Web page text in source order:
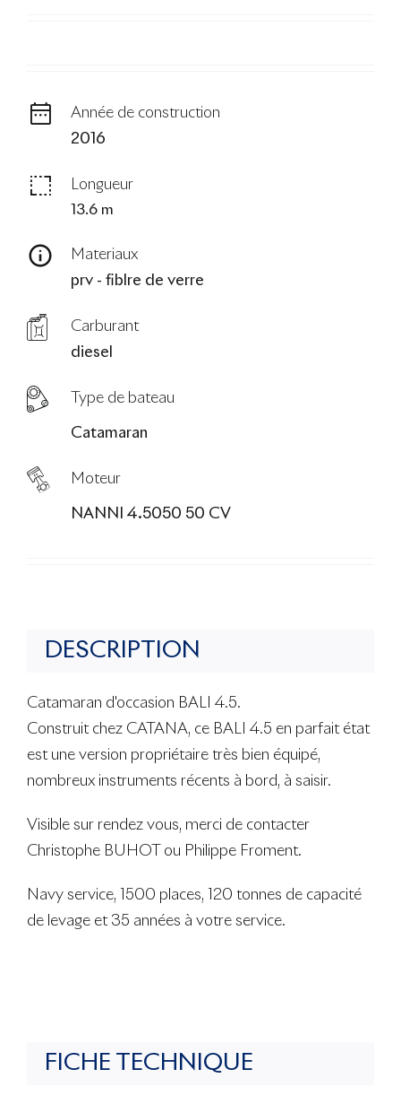
Année de construction
2016
Longueur
13.6 m
Materiaux
prv - fiblre de verre
Carburant
diesel
Type de bateau
Catamaran
Moteur
NANNI 4.5050 50 CV
DESCRIPTION
Catamaran d'occasion BALI 4.5.
Construit chez CATANA, ce BALI 4.5 en parfait état
est une version propriétaire très bien équipé,
nombreux instruments récents à bord, à saisir.
Visible sur rendez vous, merci de contacter
Christophe BUHOT ou Philippe Froment.
Navy service, 1500 places, 120 tonnes de capacité
de levage et 35 années à votre service.
FICHE TECHNIQUE